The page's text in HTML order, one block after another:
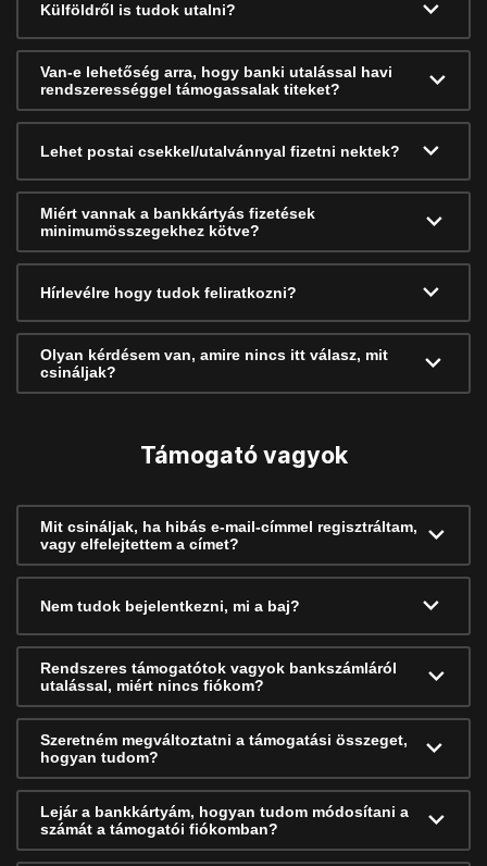
Külföldről is tudok utalni?
Van-e lehetőség arra, hogy banki utalással havi
rendszerességgel támogassalak titeket?
Lehet postai csekkel/utalvánnyal fizetni nektek?
Miért vannak a bankkártyás fizetések
minimumösszegekhez kötve?
Hírlevélre hogy tudok feliratkozni?
Olyan kérdésem van, amire nincs itt válasz, mit
csináljak?
Támogató vagyok
Mit csináljak, ha hibás e-mail-címmel regisztráltam,
vagy elfelejtettem a címet?
Nem tudok bejelentkezni, mi a baj?
Rendszeres támogatótok vagyok bankszámláról
utalással, miért nincs fiókom?
Szeretném megváltoztatni a támogatási összeget,
hogyan tudom?
Lejár a bankkártyám, hogyan tudom módosítani a
számát a támogatói fiókomban?